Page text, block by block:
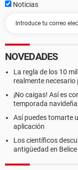
Noticias
NOVEDADES
La regla de los 10
realmente necesario
¡No caigas! Así es
temporada navideña
Así puedes tomarte
aplicación
Los científicos
antigüedad en Belice